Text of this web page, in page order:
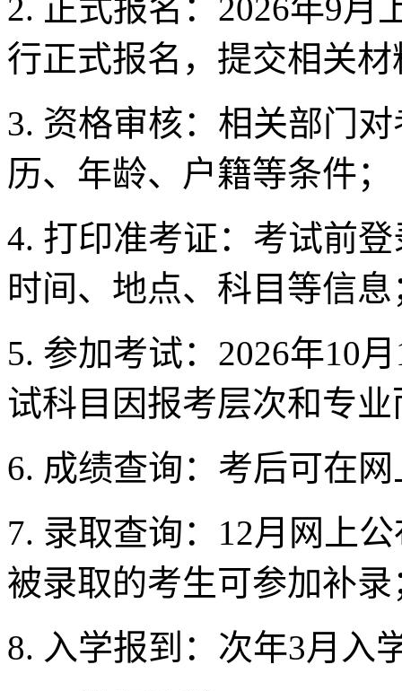
2. 正式报名：2026年9月
行正式报名，提交相关
3. 资格审核：相关部门
历、年龄、户籍等条件；
4. 打印准考证：考试前
时间、地点、科目等信息
5. 参加考试：2026年10
试科目因报考层次和专业
6. 成绩查询：考后可在
7. 录取查询：12月网上
被录取的考生可参加补录
8. 入学报到：次年3月入